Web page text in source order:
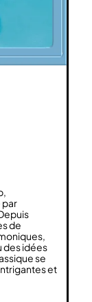
de
des idées
se
et